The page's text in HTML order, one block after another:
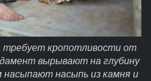
требует кропотливости от
вырывают на глубину
насыпают насыпь из камня и